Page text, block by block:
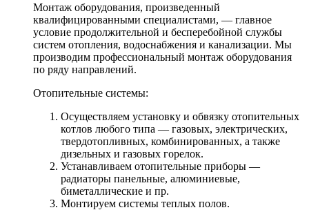
Монтаж оборудования, произведенный
квалифицированными специалистами, — главное
условие продолжительной и бесперебойной службы
систем отопления, водоснабжения и канализации. Мы
производим профессиональный монтаж оборудования
по ряду направлений.
Отопительные системы:
Осуществляем установку и обвязку отопительных
котлов любого типа — газовых, электрических,
твердотопливных, комбинированных, а также
дизельных и газовых горелок.
Устанавливаем отопительные приборы —
радиаторы панельные, алюминиевые,
биметаллические и пр.
Монтируем системы теплых полов.